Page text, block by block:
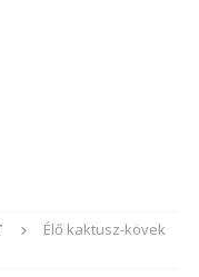
Élő kaktusz-kövek